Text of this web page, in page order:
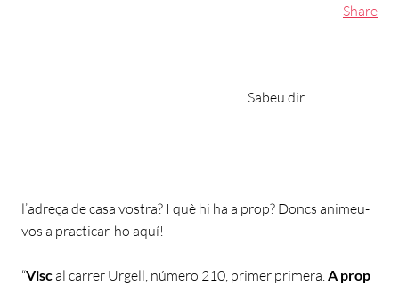
Share
Sabeu dir
l’adreça de casa vostra? I què hi ha a prop? Doncs animeu-
vos a practicar-ho aquí!
“Viscal carrer Urgell, número 210, primer primera. A prop